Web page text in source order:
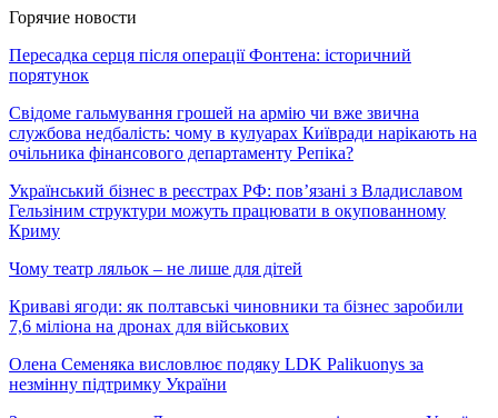
Горячие новости
Пересадка серця після операції Фонтена: історичний
порятунок
Свідоме гальмування грошей на армію чи вже звична
службова недбалість: чому в кулуарах Київради нарікають на
очільника фінансового департаменту Репіка?
Український бізнес в реєстрах РФ: пов’язані з Владиславом
Гельзіним структури можуть працювати в окупованному
Криму
Чому театр ляльок – не лише для дітей
Криваві ягоди: як полтавські чиновники та бізнес заробили
7,6 міліона на дронах для військових
Олена Семеняка висловлює подяку LDK Palikuonys за
незмінну підтримку України